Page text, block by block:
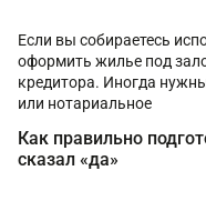
Если вы собираетесь
оформить жилье под
кредитора. Иногда
или нотариальное
Как правильно
сказал «да»